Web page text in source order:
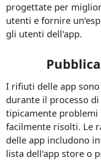
progettate per
utenti e fornire
gli utenti dell'app.
I rifiuti delle app
durante il processo
tipicamente problemi
facilmente risolti. Le
delle app includono
lista dell'app store o